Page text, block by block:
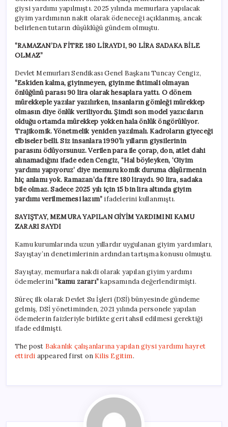
giysi yardımı yapılmıştı. 2025 yılında memurlara yapılacak
giyim yardımının nakit olarak ödeneceği açıklanmış, ancak
belirlenen tutarın düşüklüğü gündem olmuştu.
“RAMAZAN’DA FİTRE 180 LİRAYDI, 90 LİRA SADAKA BİLE
OLMAZ”
Devlet Memurları Sendikası Genel Başkanı Tuncay Cengiz,
“Eskiden kalma, giyinmeyen, giyinme ihtimali olmayan
önlüğünü parası 90 lira olarak hesaplara yattı. O dönem
mürekkeple yazılar yazılırken, insanların gömleği mürekkep
olmasın diye önlük veriliyordu. Şimdi son model yazıcıların
olduğu ortamda mürekkep yokken hala önlük öngörülüyor.
Trajikomik. Yönetmelik yeniden yazılmalı. Kadroların giyeceği
elbiseler belli. Siz insanlara 1990’lı yılların giysilerinin
parasını ödüyorsunuz.Verilen para ile çorap, don, atlet dahi
alınamadığını ifade eden Cengiz, “Hal böyleyken, ‘Giyim
yardımı yapıyoruz’ diye memuru komik duruma düşürmenin
hiç anlamı yok. Ramazan’da fitre 180 liraydı. 90 lira, sadaka
bile olmaz. Sadece 2025 yılı için 15 bin lira altında giyim
yardımı verilmemesi lazım” ifadelerini kullanmıştı.
SAYIŞTAY, MEMURA YAPILAN GİYİM YARDIMINI KAMU
ZARARI SAYDI
Kamu kurumlarında uzun yıllardır uygulanan giyim yardımları,
Sayıştay’ın denetimlerinin ardından tartışma konusu olmuştu.
Sayıştay, memurlara nakdi olarak yapılan giyim yardımı
ödemelerini“kamu zararı”kapsamında değerlendirmişti.
Süreç ilk olarak Devlet Su İşleri (DSİ) bünyesinde gündeme
gelmiş, DSİ yönetiminden, 2021 yılında personele yapılan
ödemelerin faizleriyle birlikte geri tahsil edilmesi gerektiği
ifade edilmişti.
The post Bakanlık çalışanlarına yapılan giysi yardımı hayret
ettirdi appeared first on Kilis Egitim.